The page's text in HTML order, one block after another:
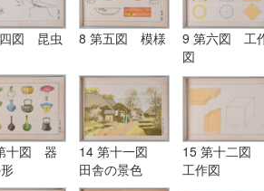
図 昆虫 8 第五図 模様
9 第六図 工
図
十図 器
14 第十一図
田舎の景色
15 第十二図
工作図